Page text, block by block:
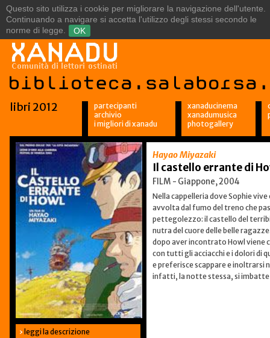
La grande avventura:
libri 2012
partecipanti
archivio
i migliori di xanadu
xanaducinema
xanadumusica
photogallery
› leggi la descrizione
Hayao Miyazaki
Il castello errante di
FILM - Giappone, 2004
Nella cappelleria dove Sophie
avvolta dal fumo del treno che
pettegolezzo: il castello del
nutra del cuore delle belle
dopo aver incontrato Howl viene
con tutti gli acciacchi e i dolori di
e preferisce scappare e inoltrarsi
infatti, la notte stessa, si imbatte